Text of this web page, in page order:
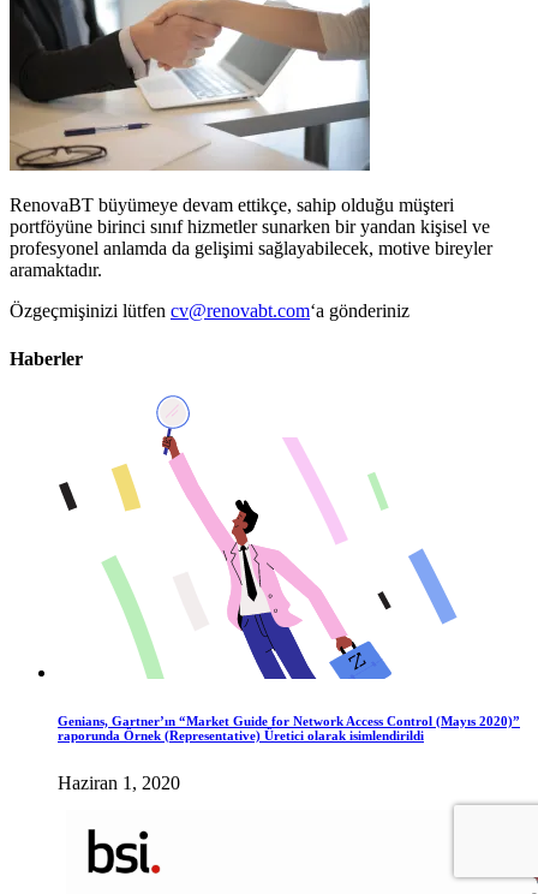
RenovaBT büyümeye devam ettikçe, sahip olduğu müşteri
portföyüne birinci sınıf hizmetler sunarken bir yandan kişisel ve
profesyonel anlamda da gelişimi sağlayabilecek, motive bireyler
aramaktadır.
Özgeçmişinizi lütfen cv@renovabt.com‘a gönderiniz
Haberler
Genians, Gartner’ın “Market Guide for Network Access Control (Mayıs 2020)”
raporunda Örnek (Representative) Üretici olarak isimlendirildi
Haziran 1, 2020